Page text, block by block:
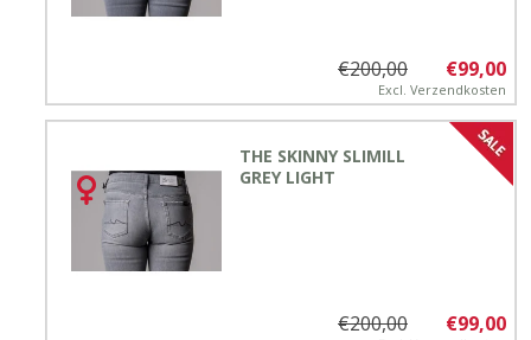
€99,00
€200,00
Excl. Verzendkosten
THE SKINNY SLIMILL
GREY LIGHT
€99,00
€200,00